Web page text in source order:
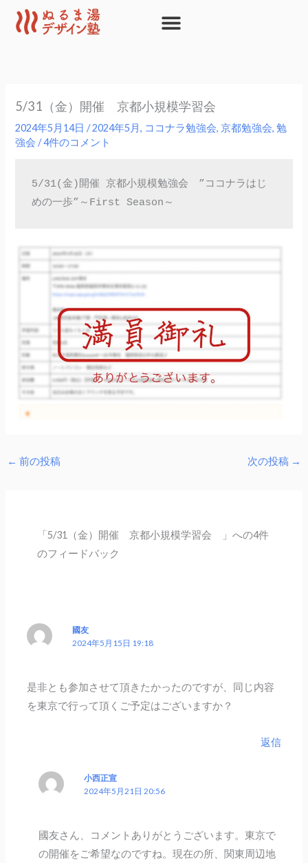
5/31（金）開催 京都小規模学習会
2024年5月14日/2024年5月, ココナラ勉強会,京都勉強会,勉
強会 /4件のコメント
5/31(金)開催 京都小規模勉強会　”ココナラはじ
めの一歩”～First Season～
← 前の投稿 次の投稿 →
「5/31（金）開催 京都小規模学習会 」への4件
のフィードバック
國友
2024年5月15日 19:18
是非とも参加させて頂きたかったのですが、同じ内容
を東京で行って頂くご予定はございますか？
返信
小西正宣
2024年5月21日 20:56
國友さん、コメントありがとうございます。東京で
の開催をご希望なのですね。現在の所、関東周辺地